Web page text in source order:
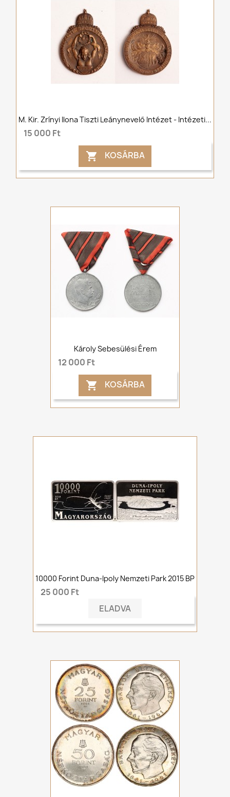
M. Kir. Zrínyi Ilona Tiszti Leánynevelő Intézet - Intézeti...
15 000 Ft
 KOSÁRBA
Károly Sebesülési Érem
12 000 Ft
 KOSÁRBA
10000 Forint Duna-Ipoly Nemzeti Park 2015 BP
25 000 Ft
ELADVA